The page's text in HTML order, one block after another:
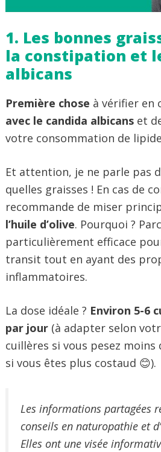
1. Les bonnes
la constipation et
albicans
Première chose à vérifier en
avec le candida albicans et
votre consommation de
Et attention, je ne parle pas
quelles graisses ! En cas de
recommande de miser
l’huile d’olive. Pourquoi ?
particulièrement efficace
transit tout en ayant des
inflammatoires.
La dose idéale ? Environ 5-6
par jour (à adapter selon
cuillères si vous pesez moins
si vous êtes plus costaud 😊).
Les informations partagées
conseils en naturopathie et
Elles ont une visée